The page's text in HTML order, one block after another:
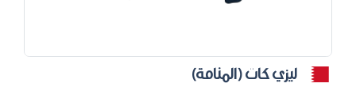
ليزي كات (المنامة)